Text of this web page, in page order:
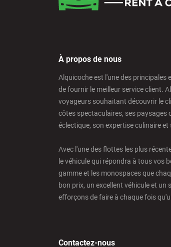
Barcelona - Mataro
Barcelona - Terrassa
Benidorm - Downtown
Bilbao - Barakaldo
À propos de nous
Alquicoche est l'une des principales
de fournir le meilleur service client.
voyageurs souhaitant découvrir le
côtes spectaculaires, ses
éclectique, son expertise culinaire et
Avec l'une des flottes les plus
le véhicule qui répondra à tous vos
gamme et les monospaces que
bon prix, un excellent véhicule et un
efforçons de faire à chaque fois
Contactez-nous